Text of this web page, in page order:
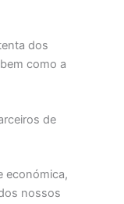
dos
como a
de
económica,
nossos